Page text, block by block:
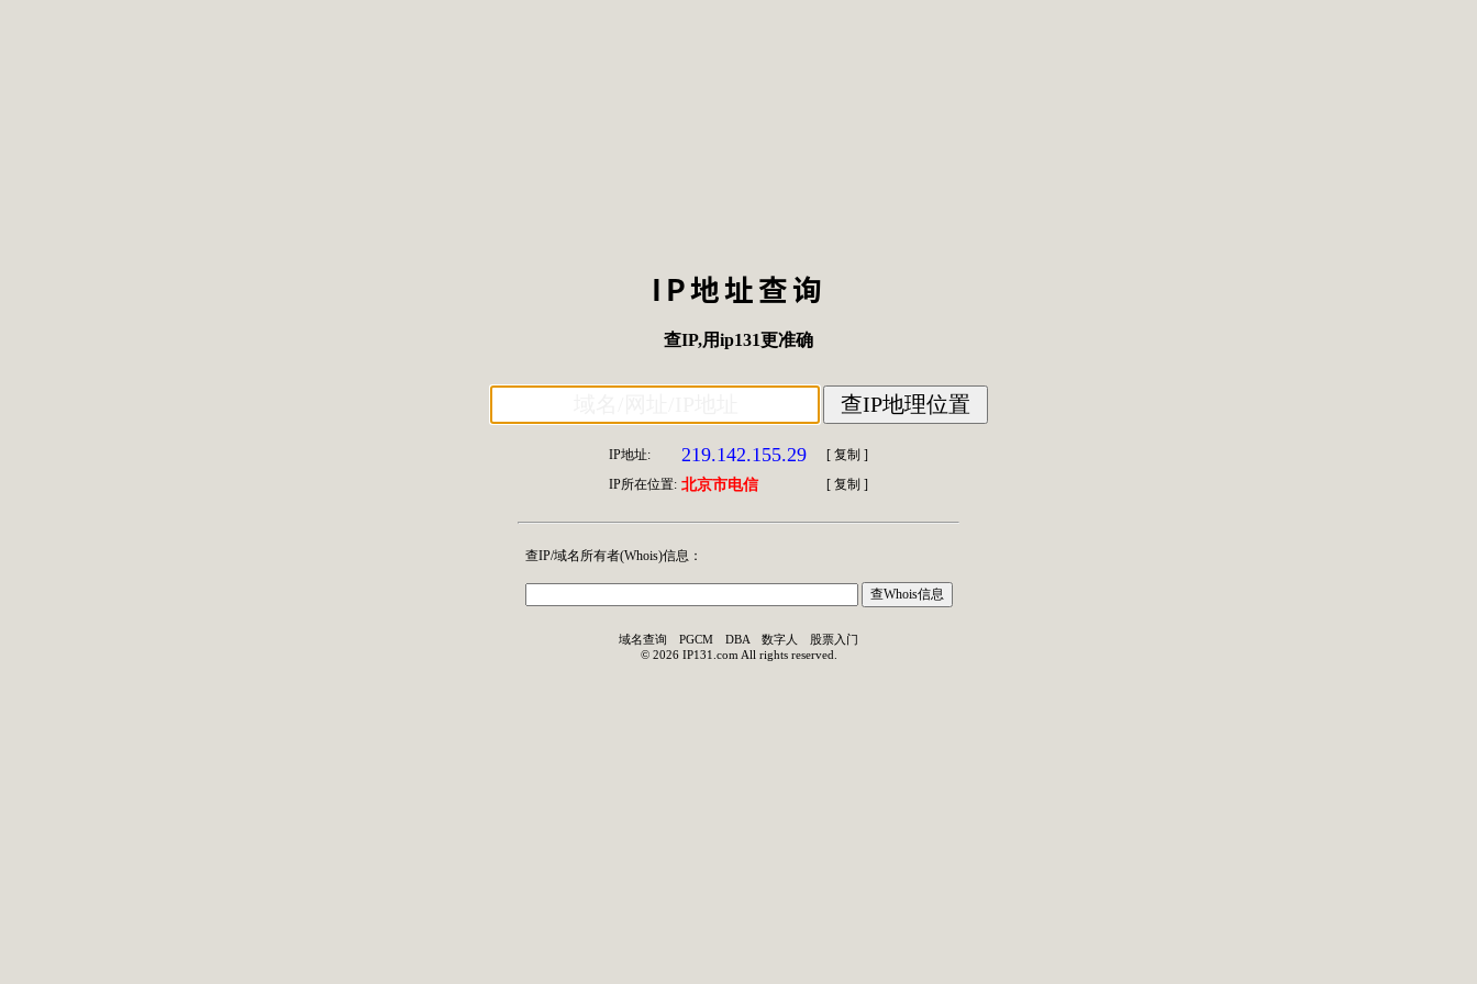
IP地址查询
查IP,用ip131更准确
IP地址: 219.142.155.29 [ 复制 ]
IP所在位置: 北京市电信 [ 复制 ]
查IP/域名所有者(Whois)信息：
域名查询 PGCM DBA 数字人
股票入门
© 2026 IP131.com All rights reserved.